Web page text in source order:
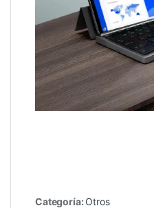
Categoría: Otros